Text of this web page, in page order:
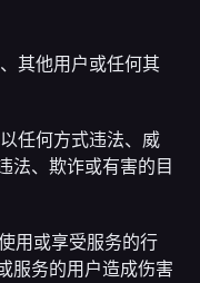
其他用户或任何其
任何方式违法、威
法、欺诈或有害的目
用或享受服务的行
服务的用户造成伤害